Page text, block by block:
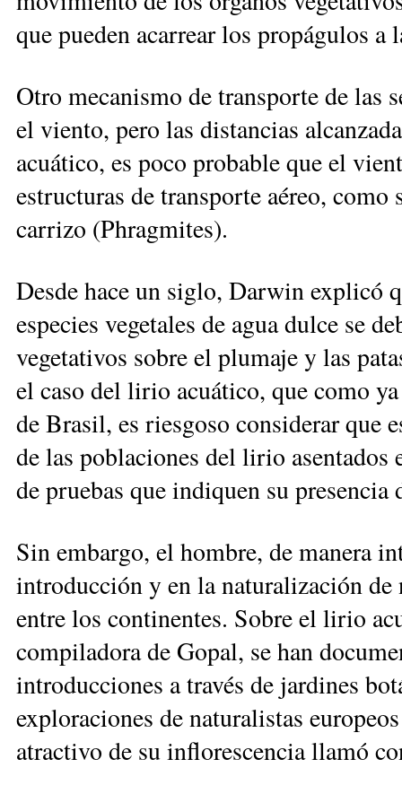
que pueden acarrear los propágulos a
Otro mecanismo de transporte de las
el viento, pero las distancias
acuático, es poco probable que el
estructuras de transporte aéreo,
carrizo (Phragmites).
Desde hace un siglo, Darwin explicó
especies vegetales de agua dulce se
vegetativos sobre el plumaje y las
el caso del lirio acuático, que como
de Brasil, es riesgoso considerar que
de las poblaciones del lirio asentados
de pruebas que indiquen su presencia
Sin embargo, el hombre, de manera
introducción y en la naturalización de
entre los continentes. Sobre el lirio
compiladora de Gopal, se han
introducciones a través de jardines
exploraciones de naturalistas
atractivo de su inflorescencia llamó